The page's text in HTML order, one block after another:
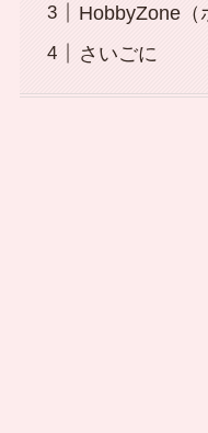
HobbyZone（
さいごに